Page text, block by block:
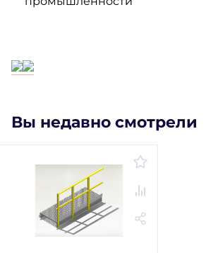
Вы недавно смотрели